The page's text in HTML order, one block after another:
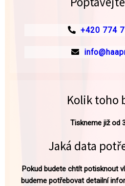
+420 774
Kolik toho
Tiskneme již od
Jaká data
Pokud budete chtít potisknout
budeme potřebovat detailní